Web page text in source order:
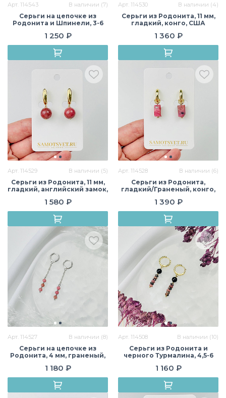
Арт. 114543 В наличии (7)
Серьги на цепочке из
Родонита и Шпинели, 3-6
конго, США
1 250 ₽
Арт. 114530 В наличии (4)
Серьги из Родонита, 11 мм,
гладкий, конго, США
1 360 ₽
Арт. 114529 В наличии (5)
Серьги из Родонита, 11 мм,
гладкий, английский замок,
1 580 ₽
Арт. 114528 В наличии (6)
Серьги из Родонита,
гладкий/Граненый, конго,
1 390 ₽
Арт. 114527 В наличии (8)
Серьги на цепочке из
Родонита, 4 мм, граненый,
1 180 ₽
Арт. 114508 В наличии (10)
Серьги из Родонита и
черного Турмалина, 4,5-6
замок, США
1 160 ₽